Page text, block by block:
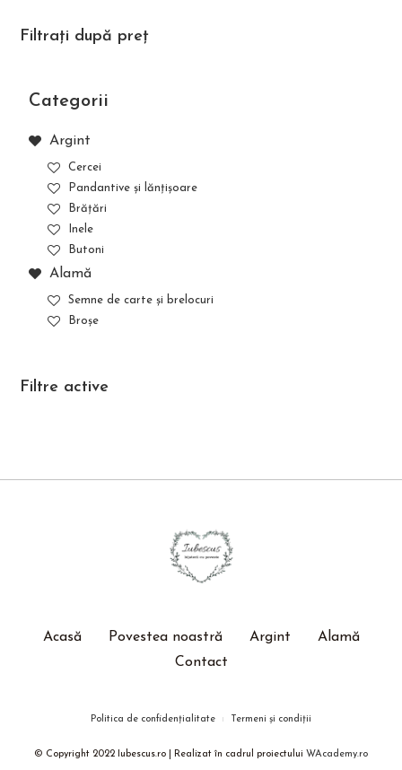
Filtrați după preț
Categorii
Argint
Cercei
Pandantive și lănțișoare
Brățări
Inele
Butoni
Alamă
Semne de carte și brelocuri
Broșe
Filtre active
Acasă Povestea noastră Argint
Alamă
Contact
Politica de confidențialitate Termeni și condiții
© Copyright 2022 Iubescus.ro | Realizat în cadrul proiectului WAcademy.ro